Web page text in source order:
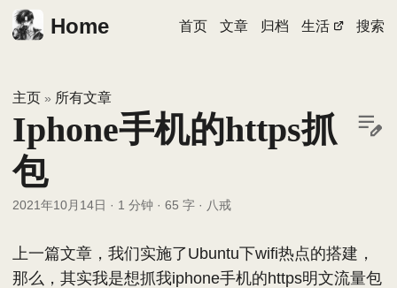
Home 首页 文章 归档 生活 搜索
主页 » 所有文章
Iphone手机的https抓
包
2021年10月14日 · 1 分钟 · 65 字 · 八戒
上一篇文章，我们实施了Ubuntu下wifi热点的搭建，
那么，其实我是想抓我iphone手机的https明文流量包